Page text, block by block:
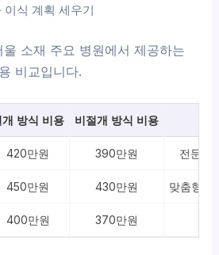
이식 계획 세우기
소재 주요 병원에서 제공하는
비교입니다.
개 방식 비용 비절개 방식 비용
420만원 390만원 전문의
450만원 430만원 맞춤형
400만원 370만원